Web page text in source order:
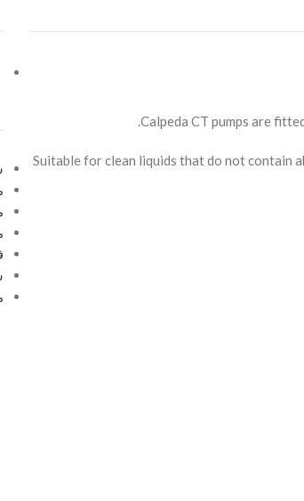
Calpeda CT pumps are
Suitable for clean liquids that do not contain